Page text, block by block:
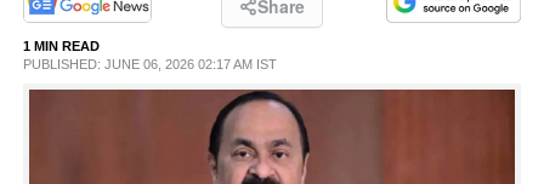
PHOTOS
LIFESTYLE
Share
1 MIN READ
PUBLISHED: JUNE 06, 2026 02:17 AM IST